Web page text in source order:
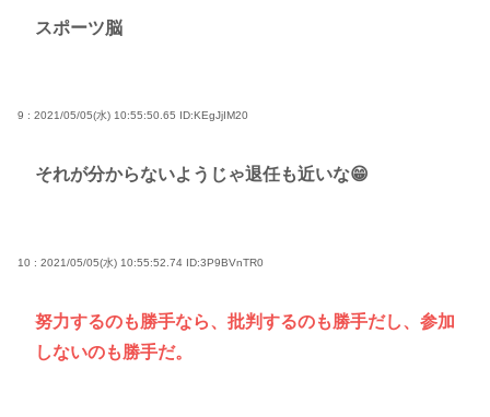
スポーツ脳
9 : 2021/05/05(水) 10:55:50.65 ID:KEgJjIM20
それが分からないようじゃ退任も近いな😁
10 : 2021/05/05(水) 10:55:52.74 ID:3P9BVnTR0
努力するのも勝手なら、批判するのも勝手だし、参加
しないのも勝手だ。